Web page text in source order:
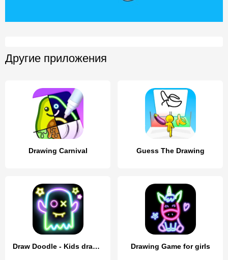
Другие приложения
Drawing Carnival Guess The Drawing
Draw Doodle - Kids drawing Drawing Game for girls